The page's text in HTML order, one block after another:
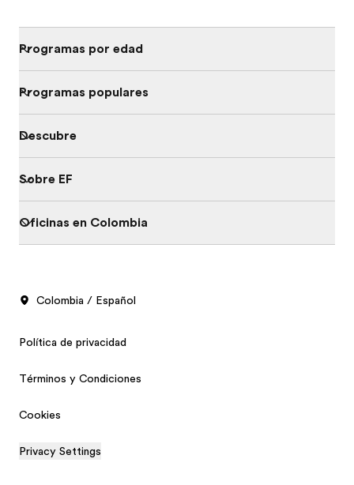
Programas por edad
Programas populares
Descubre
Sobre EF
Oficinas en Colombia
Colombia / Español
Política de privacidad
Términos y Condiciones
Cookies
Privacy Settings